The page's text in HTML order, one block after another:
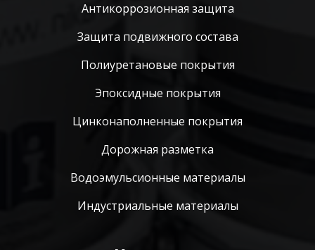
Антикоррозионная защита
Защита подвижного состава
Полиуретановые покрытия
Эпоксидные покрытия
Цинконаполненные покрытия
Дорожная разметка
Водоэмульсионные материалы
Индустриальные материалы